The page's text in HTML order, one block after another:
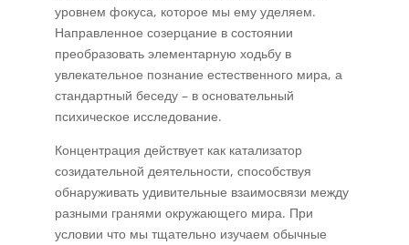
уровнем фокуса, которое мы ему уделяем.
Направленное созерцание в состоянии
преобразовать элементарную ходьбу в
увлекательное познание естественного мира, а
стандартный беседу – в основательный
психическое исследование.
Концентрация действует как катализатор
созидательной деятельности, способствуя
обнаруживать удивительные взаимосвязи между
разными гранями окружающего мира. При
условии что мы тщательно изучаем обычные